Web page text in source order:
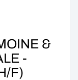
&
-
F)